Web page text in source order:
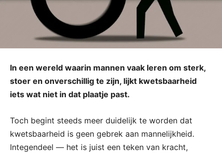
In een wereld waarin mannen vaak leren om sterk,
stoer en onverschillig te zijn, lijkt kwetsbaarheid
iets wat niet in dat plaatje past.
Toch begint steeds meer duidelijk te worden dat
kwetsbaarheid is geen gebrek aan mannelijkheid.
Integendeel — het is juist een teken van kracht,